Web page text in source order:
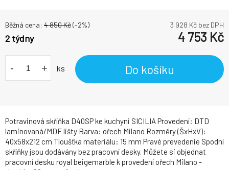
Potravinová skříňka D40SP ke kuchyni SICILIA Provedení: DTD
laminovaná/MDF lišty Barva: ořech Milano Rozměry (ŠxHxV):
40x58x212 cm Tloušťka materiálu: 15 mm Pravé prevedenie Spodní
skříňky jsou dodávány bez pracovní desky. Můžete si objednat
pracovní desku royal beigemarble k provedení ořech Milano -
Běžná cena: 4 850Kč(-2%) 3 928 Kč bez DPH
2 týdny 4 753 Kč
- + ks Do košíku